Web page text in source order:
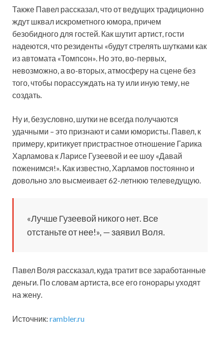
Также Павел рассказал, что от ведущих традиционно
ждут шквал искрометного юмора, причем
безобидного для гостей. Как шутит артист, гости
надеются, что резиденты «будут стрелять шутками как
из автомата «Томпсон». Но это, во-первых,
невозможно, а во-вторых, атмосферу на сцене без
того, чтобы порассуждать на ту или иную тему, не
создать.
Ну и, безусловно, шутки не всегда получаются
удачными – это признают и сами юмористы. Павел, к
примеру, критикует пристрастное отношение Гарика
Харламова к Ларисе Гузеевой и ее шоу «Давай
поженимся!». Как известно, Харламов постоянно и
довольно зло высмеивает 62-летнюю телеведущую.
«Лучше Гузеевой никого нет. Все
отстаньте от нее!», — заявил Воля.
Павел Воля рассказал, куда тратит все заработанные
деньги. По словам артиста, все его гонорары уходят
на жену.
Источник: rambler.ru